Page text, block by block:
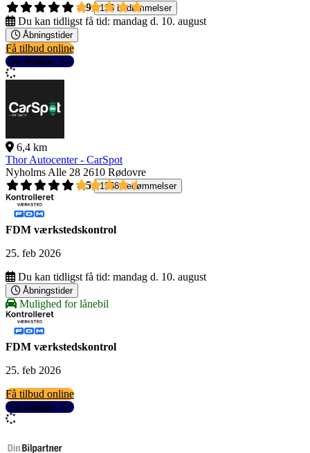
4,9
135 bedømmelser
Du kan tidligst få tid: mandag d. 10. august
Åbningstider
Få tilbud online
Se detaljer
6,4 km
Thor Autocenter - CarSpot
Nyholms Alle 28 2610 Rødovre
4,5
1558 bedømmelser
FDM værkstedskontrol
25. feb 2026
Du kan tidligst få tid: mandag d. 10. august
Åbningstider
Mulighed for lånebil
FDM værkstedskontrol
25. feb 2026
Få tilbud online
Se detaljer